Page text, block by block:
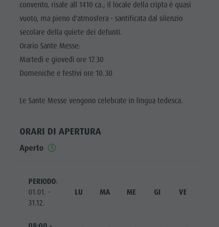
ATTRAZIONI
LOCALITÀ E
DINTORNI
TRADIZIONE E
ARTIGIANATO
EVENTS
Guida A-Z
Cavalcare
Tennis
Nuotare
Panoramica dei tour
Richiesta cataloghi
Imposta di soggiorno
Vacanza con il cane
Raccogliere funghi
Kronplatz Doctor Service
FAQ
convento, risale all 1410 ca.; il locale della cripta è quasi
vuoto, ma pieno d'atmosfera - santificata dal silenzio
secolare della quiete dei defunti.
Orario Sante Messe:
Martedì e giovedì ore 17.30
Domeniche e festivi ore 10.30
Le Sante Messe vengono celebrate in lingua tedesca.
ORARI DI APERTURA
Aperto
PERIODO:
01.01. -
31.12.
LU MA ME GI VE